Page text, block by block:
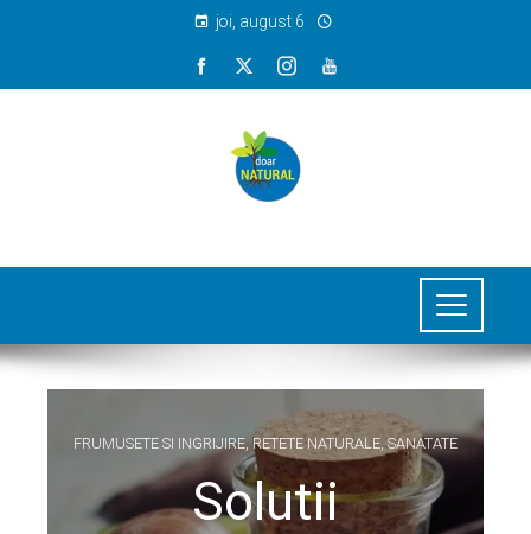
joi, august 6
FRUMUSETE SI INGRIJIRE, RETETE NATURALE ,SANATATE
Solutii